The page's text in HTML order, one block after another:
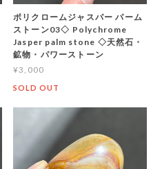
ポリクロームジャスパー パーム
ストーン03◇ Polychrome
Jasper palm stone ◇天然石・
鉱物・パワーストーン
¥3,000
SOLD OUT